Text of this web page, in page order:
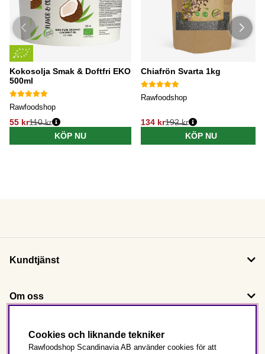
Kokosolja Smak & Doftfri EKO
500ml
Rawfoodshop
55 kr110 kr
KÖP NU
Chiafrön Svarta 1kg
Rawfoodshop
134 kr192 kr
KÖP NU
Kundtjänst
Om oss
Följ oss
Cookies och liknande tekniker
Rawfoodshop Scandinavia AB använder cookies för att